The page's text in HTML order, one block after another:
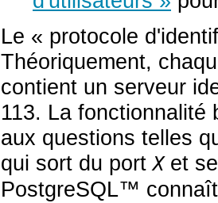
Le « protocole
Théoriquement,
contient un serveur
113. La fonctionnalité
aux questions telles
qui sort du portXet
PostgreSQL™